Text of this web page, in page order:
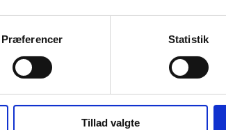
Præferencer Statistik
Tillad valgte
Privat Erhverv